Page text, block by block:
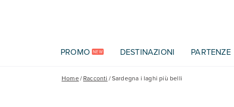
PROMO NEW DESTINAZIONI PARTENZE
Home/Racconti /Sardegna i laghi più belli